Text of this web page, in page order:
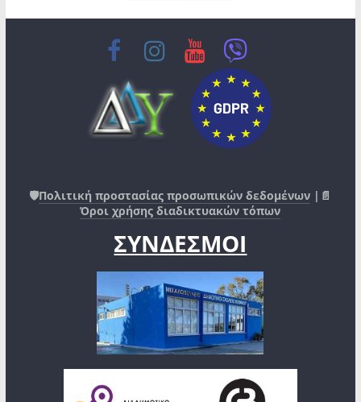
🛡️Πολιτική προστασίας προσωπικών δεδομένων |📄
Όροι χρήσης διαδικτυακών τόπων
ΣΥΝΔΕΣΜΟΙ